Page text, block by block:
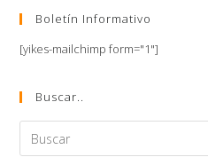
Boletín Informativo
[yikes-mailchimp form="1"]
Buscar..